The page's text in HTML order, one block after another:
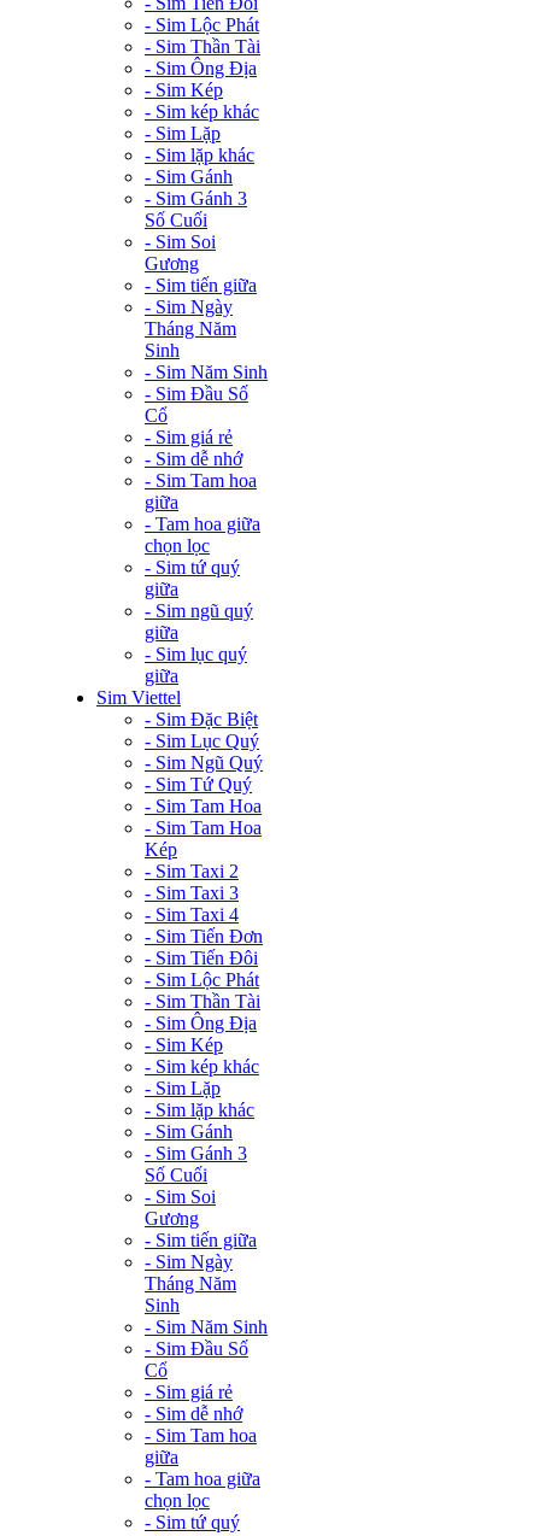
- Sim Lộc Phát
- Sim Thần Tài
- Sim Ông Địa
- Sim Kép
- Sim kép khác
- Sim Lặp
- Sim lặp khác
- Sim Gánh
- Sim Gánh 3
Số Cuối
- Sim Soi
Gương
- Sim tiến giữa
- Sim Ngày
Tháng Năm
Sinh
- Sim Năm Sinh
- Sim Đầu Số
Cổ
- Sim giá rẻ
- Sim dễ nhớ
- Sim Tam hoa
giữa
- Tam hoa giữa
chọn lọc
- Sim tứ quý
giữa
- Sim ngũ quý
giữa
- Sim lục quý
giữa
Sim Viettel
- Sim Đặc Biệt
- Sim Lục Quý
- Sim Ngũ Quý
- Sim Tứ Quý
- Sim Tam Hoa
- Sim Tam Hoa
Kép
- Sim Taxi 2
- Sim Taxi 3
- Sim Taxi 4
- Sim Tiến Đơn
- Sim Tiến Đôi
- Sim Lộc Phát
- Sim Thần Tài
- Sim Ông Địa
- Sim Kép
- Sim kép khác
- Sim Lặp
- Sim lặp khác
- Sim Gánh
- Sim Gánh 3
Số Cuối
- Sim Soi
Gương
- Sim tiến giữa
- Sim Ngày
Tháng Năm
Sinh
- Sim Năm Sinh
- Sim Đầu Số
Cổ
- Sim giá rẻ
- Sim dễ nhớ
- Sim Tam hoa
giữa
- Tam hoa giữa
chọn lọc
- Sim tứ quý